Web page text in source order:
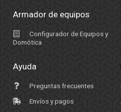
Armador de equipos
Configurador de Equipos y
Domótica
Ayuda
Preguntas frecuentes
Envíos y pagos